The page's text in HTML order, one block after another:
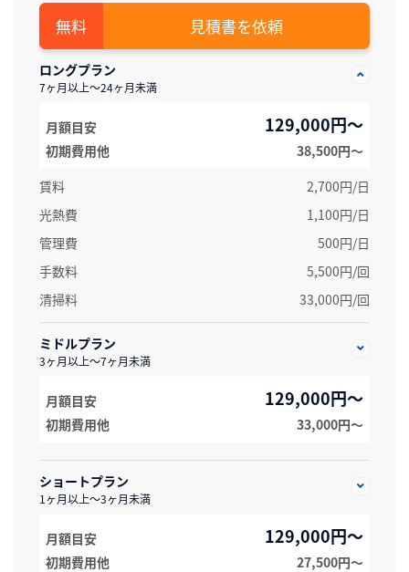
見積書を依頼
ロングプラン
7ヶ月以上～24ヶ月未満
月額目安 129,000円～
初期費用他
38,500円〜
賃料
2,700円/日
光熱費
1,100円/日
管理費
500円/日
手数料
5,500円/回
清掃料
33,000円/回
ミドルプラン
3ヶ月以上～7ヶ月未満
月額目安 129,000円～
初期費用他 33,000円〜
ショートプラン
1ヶ月以上～3ヶ月未満
月額目安 129,000円～
初期費用他 27,500円〜